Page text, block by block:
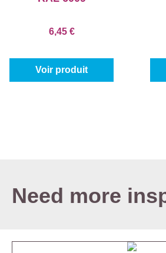
6,45 €
Voir produit
Need more